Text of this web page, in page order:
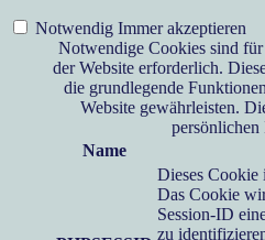
Notwendig Immer akzeptieren
Notwendige Cookies sind
der Website erforderlich.
die grundlegende
Website gewährleisten.
Name
Dieses
Das Cookie
Session-ID
zu